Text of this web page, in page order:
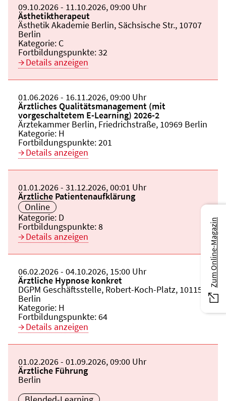
Beginn:
09.10.2026Ende und Anfangszeit:
- 11.10.2026,09:00 Uhr
Veranstaltungstitel:
Ästhetiktherapeut
Veranstaltungsort:
Ästhetik Akademie Berlin, Sächsische Str., 10707
Berlin
Kategorie: C
Fortbildungspunkte:32
Details anzeigen
Beginn:
01.06.2026Ende und Anfangszeit:
- 16.11.2026,09:00 Uhr
Veranstaltungstitel:
Ärztliches Qualitätsmanagement (mit
vorgeschaltetem E-Learning) 2026-2
Veranstaltungsort:
Ärztekammer Berlin, Friedrichstraße, 10969 Berlin
Kategorie: H
Fortbildungspunkte:201
Details anzeigen
Beginn:
01.01.2026Ende und Anfangszeit:
- 31.12.2026,00:01 Uhr
Veranstaltungstitel:
Ärztliche Patientenaufklärung
Veranstaltungsort:
Online
Kategorie: D
Fortbildungspunkte:8
Details anzeigen
Beginn:
06.02.2026Ende und Anfangszeit:
- 04.10.2026, 15:00 Uhr
Veranstaltungstitel:
Ärztliche Hypnose konkret
Veranstaltungsort:
DGPM Geschäftsstelle, Robert-Koch-Platz, 10115
Berlin
Kategorie: H
Fortbildungspunkte:64
Details anzeigen
Beginn:
01.02.2026Ende und Anfangszeit:
- 01.09.2026,09:00 Uhr
Veranstaltungstitel:
Ärztliche Führung
Veranstaltungsort:
Berlin
Zum Online-Magazin